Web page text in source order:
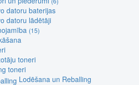
datoru baterijas
datoru lādētāji
(15)
toneri
toneri
Lodēšana un Reballing